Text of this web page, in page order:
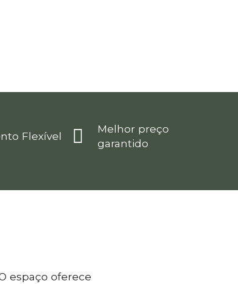
Flexível
Melhor preço
garantido
espaço oferece